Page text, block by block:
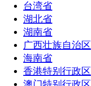
台湾省
湖北省
湖南省
广西壮族自治区
海南省
香港特别行政区